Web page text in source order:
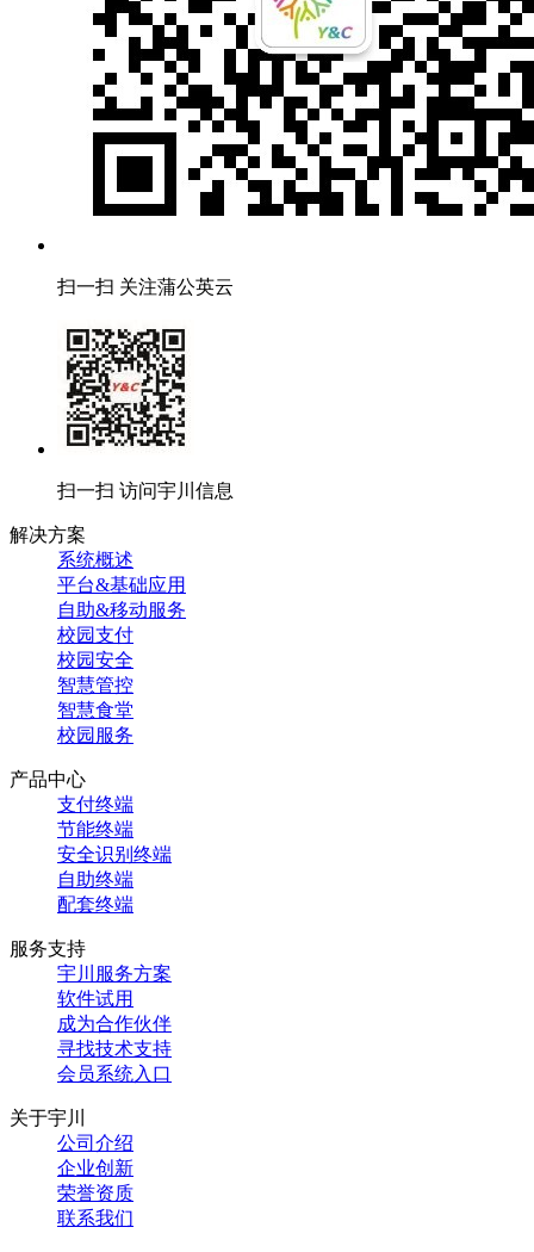
扫一扫 关注蒲公英云
扫一扫 访问宇川信息
解决方案
系统概述
平台&基础应用
自助&移动服务
校园支付
校园安全
智慧管控
智慧食堂
校园服务
产品中心
支付终端
节能终端
安全识别终端
自助终端
配套终端
服务支持
宇川服务方案
软件试用
成为合作伙伴
寻找技术支持
会员系统入口
关于宇川
公司介绍
企业创新
荣誉资质
联系我们